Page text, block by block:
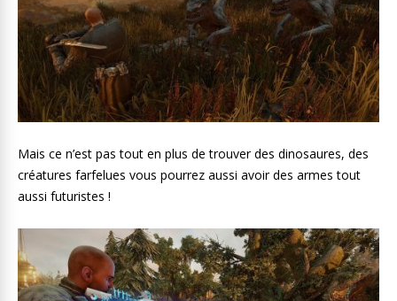
Mais ce n’est pas tout en plus de trouver des dinosaures, des
créatures farfelues vous pourrez aussi avoir des armes tout
aussi futuristes !